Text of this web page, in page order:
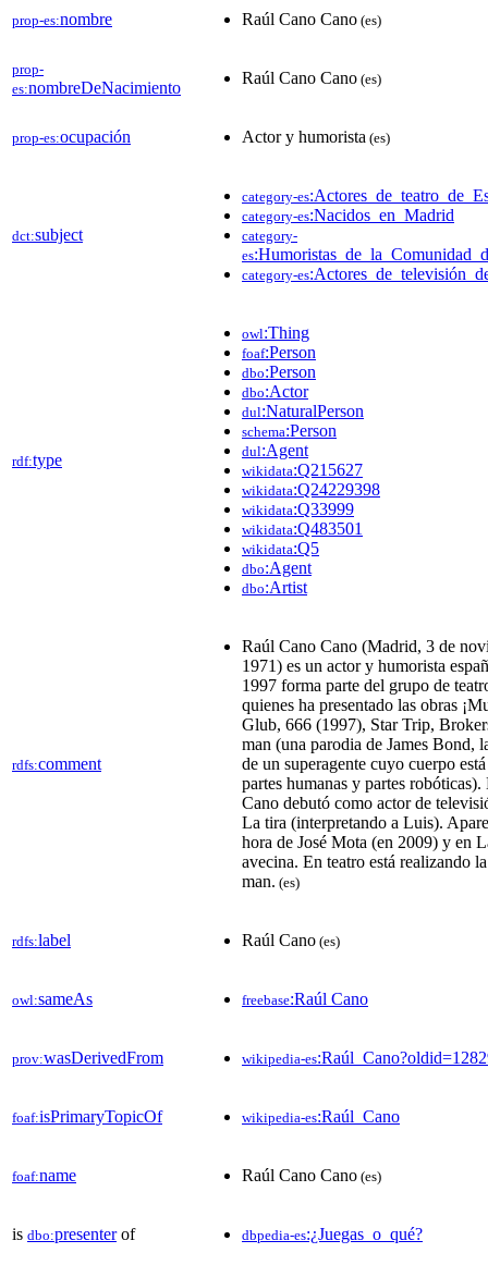
prop-es:nombre Raúl Cano Cano (es)
prop-
es:nombreDeNacimiento
Raúl Cano Cano (es)
prop-es:ocupación Actor y humorista (es)
dct:subject
category-es
category-es:Nacidos_en_Madrid
category-
es
category-es
rdf:type
owl:Thing
foaf:Person
dbo:Person
dbo:Actor
dul:NaturalPerson
schema:Person
dul:Agent
wikidata:Q215627
wikidata:Q24229398
wikidata:Q33999
wikidata:Q483501
wikidata:Q5
dbo:Agent
dbo:Artist
rdfs:comment
Raúl Cano Cano (Madrid, 3 de
1971) es un actor y humorista
1997 forma parte del grupo de
quienes ha presentado las obras
Glub, 666 (1997),​ Star Trip,
man (una parodia de James Bond,
de un superagente cuyo cuerpo
partes humanas y partes
Cano debutó como actor de
La tira (interpretando a Luis).
hora de José Mota (en 2009) y en
avecina.​ En teatro está realizando
man.​ (es)
rdfs:label Raúl Cano (es)
owl:sameAs freebase:Raúl Cano
prov:wasDerivedFrom wikipedia-es
foaf:isPrimaryTopicOf wikipedia-es:Raúl_Cano
foaf:name Raúl Cano Cano (es)
is dbo:presenterof dbpedia-es:¿Juegas_o_qué?